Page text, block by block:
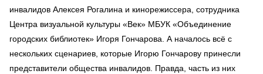
инвалидов Алексея Рогалина и кинорежиссера, сотрудника
Центра визуальной культуры «Век» МБУК «Объединение
городских библиотек» Игоря Гончарова. А началось всё с
нескольких сценариев, которые Игорю Гончарову принесли
представители общества инвалидов. Правда, часть из них